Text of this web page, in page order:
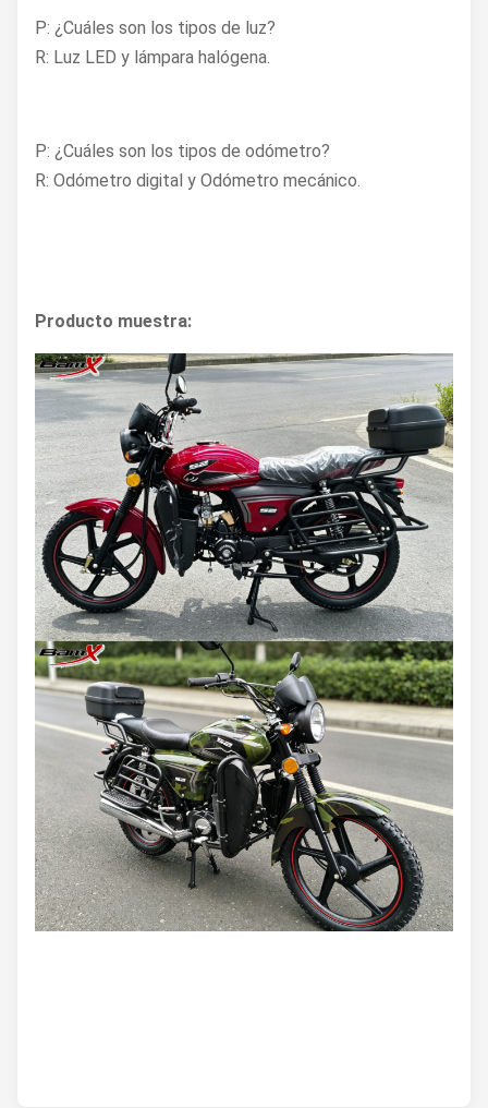
P: ¿Cuáles son los tipos de luz?
R: Luz LED y lámpara halógena.
P: ¿Cuáles son los tipos de odómetro?
R: Odómetro digital y Odómetro mecánico.
Producto muestra: